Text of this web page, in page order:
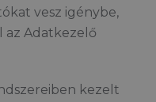
vesz igénybe,
az Adatkezelő
kezelt